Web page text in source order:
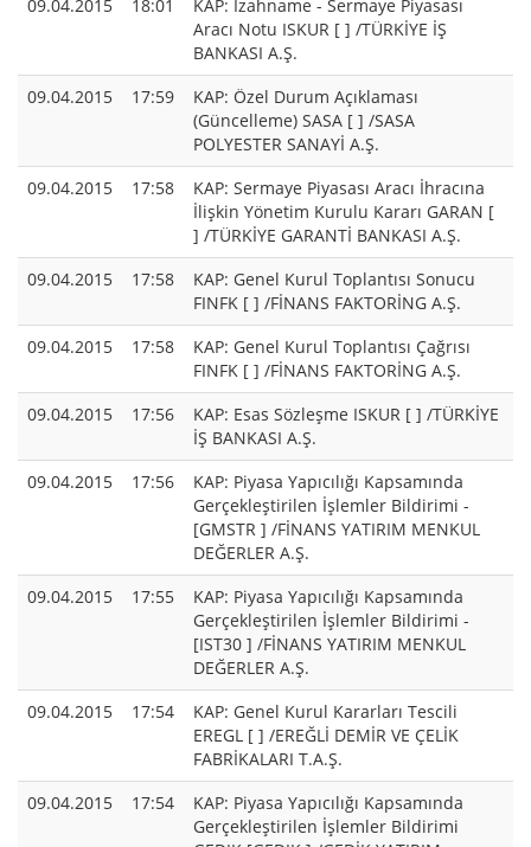
09.04.2015
18:01
KAP: İzahname - Sermaye Piyasası
Aracı Notu ISKUR [ ] /TÜRKİYE İŞ
BANKASI A.Ş.
09.04.2015
17:59
KAP: Özel Durum Açıklaması
(Güncelleme) SASA [ ] /SASA
POLYESTER SANAYİ A.Ş.
09.04.2015
17:58
KAP: Sermaye Piyasası Aracı İhracına
İlişkin Yönetim Kurulu Kararı GARAN [
] /TÜRKİYE GARANTİ BANKASI A.Ş.
09.04.2015
17:58
KAP: Genel Kurul Toplantısı Sonucu
FINFK [ ] /FİNANS FAKTORİNG A.Ş.
09.04.2015
17:58
KAP: Genel Kurul Toplantısı Çağrısı
FINFK [ ] /FİNANS FAKTORİNG A.Ş.
09.04.2015
17:56
KAP: Esas Sözleşme ISKUR [ ] /TÜRKİYE
İŞ BANKASI A.Ş.
09.04.2015
17:56
KAP: Piyasa Yapıcılığı Kapsamında
Gerçekleştirilen İşlemler Bildirimi -
[GMSTR ] /FİNANS YATIRIM MENKUL
DEĞERLER A.Ş.
09.04.2015
17:55
KAP: Piyasa Yapıcılığı Kapsamında
Gerçekleştirilen İşlemler Bildirimi -
[IST30 ] /FİNANS YATIRIM MENKUL
DEĞERLER A.Ş.
09.04.2015
17:54
KAP: Genel Kurul Kararları Tescili
EREGL [ ] /EREĞLİ DEMİR VE ÇELİK
FABRİKALARI T.A.Ş.
09.04.2015
17:54
KAP: Piyasa Yapıcılığı Kapsamında
Gerçekleştirilen İşlemler Bildirimi